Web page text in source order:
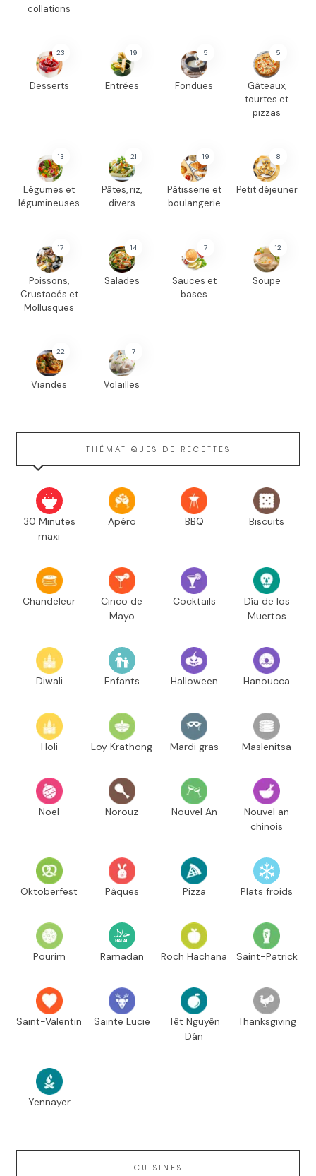
collations
23
Desserts
19
Entrées
5
Fondues
5
Gâteaux,
tourtes et
pizzas
13
Légumes et
légumineuses
21
Pâtes, riz,
divers
19
Pâtisserie et
boulangerie
8
Petit déjeuner
17
Poissons,
Crustacés et
Mollusques
14
Salades
7
Sauces et
bases
12
Soupe
22
Viandes
7
Volailles
THÉMATIQUES DE RECETTES
30 Minutes
maxi
Apéro BBQ Biscuits
Chandeleur
Cinco de
Mayo
Cocktails
Día de los
Muertos
Diwali Enfants Halloween Hanoucca
Holi Loy Krathong Mardi gras Maslenitsa
Noël Norouz Nouvel An
Nouvel an
chinois
Oktoberfest Pâques Pizza Plats froids
Pourim Ramadan Roch Hachana Saint-Patrick
Saint-Valentin Sainte Lucie
Têt Nguyên
Dán
Thanksgiving
Yennayer
CUISINES